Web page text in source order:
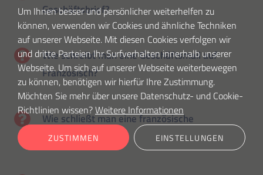
Geschäftsbrief?
Wie schreibt man eine Geschäftsmail auf
Französisch?
Wie schließt man eine französische
Geschäftsmail ab?
Um Ihnen besser und persönlicher weiterhelfen zu
können, verwenden wir Cookies und ähnliche Techniken
auf unserer Webseite. Mit diesen Cookies verfolgen wir
und dritte Parteien Ihr Surfverhalten innerhalb unserer
Webseite. Um sich auf unserer Webseite weiterbewegen
zu können, benötigen wir hierfür Ihre Zustimmung.
Möchten Sie mehr über unsere Datenschutz- und Cookie-
Richtlinien wissen?Weitere Informationen
ZUSTIMMEN EINSTELLUNGEN